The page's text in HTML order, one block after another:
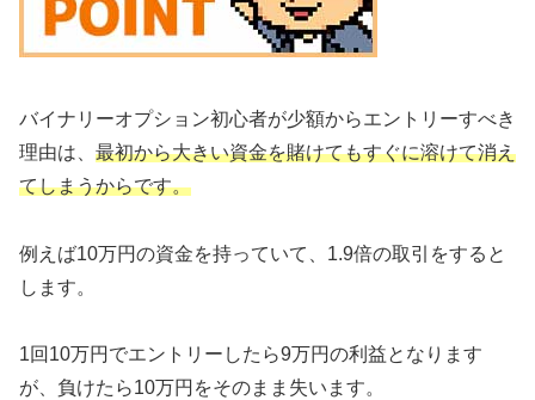
バイナリーオプション初心者が少額からエントリーすべき
理由は、 最初から大きい資金を賭けてもすぐに溶けて消え
てしまうからです。
例えば10万円の資金を持っていて、1.9倍の取引をすると
します。
1回10万円でエントリーしたら9万円の利益となります
が、負けたら10万円をそのまま失います。